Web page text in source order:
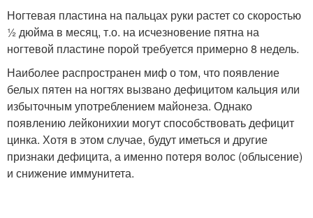
Ногтевая пластина на пальцах руки растет со скоростью
½ дюйма в месяц, т.о. на исчезновение пятна на
ногтевой пластине порой требуется примерно 8 недель.
Наиболее распространен миф о том, что появление
белых пятен на ногтях вызвано дефицитом кальция или
избыточным употреблением майонеза. Однако
появлению лейконихии могут способствовать дефицит
цинка. Хотя в этом случае, будут иметься и другие
признаки дефицита, а именно потеря волос (облысение)
и снижение иммунитета.